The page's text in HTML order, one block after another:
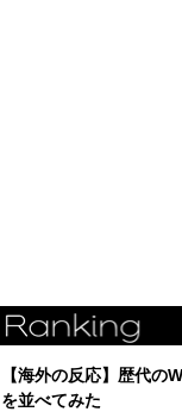
【海外の反応】歴代の
を並べてみた